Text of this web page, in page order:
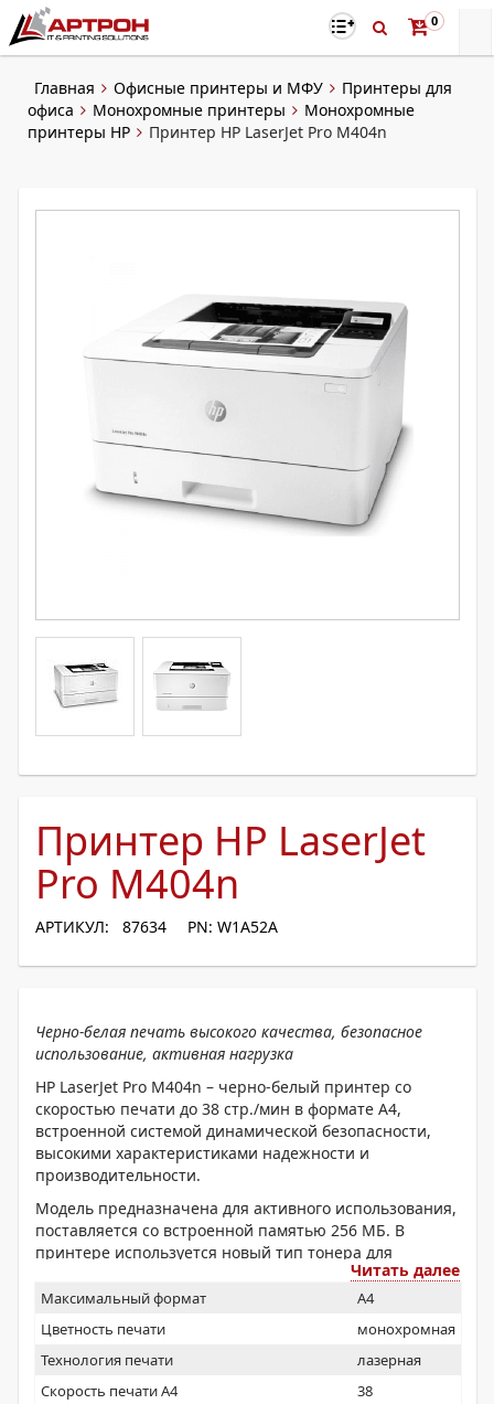
0
Главная Офисные принтеры и МФУ
Принтеры для
офиса
Монохромные принтеры
Монохромные
принтеры HP
Принтер HP LaserJet Pro M404n
Принтер HP LaserJet
Pro M404n
АРТИКУЛ: 87634 PN: W1A52A
Черно-белая печать высокого качества, безопасное
использование, активная нагрузка
HP LaserJet Pro M404n – черно-белый принтер со
скоростью печати до 38 стр./мин в формате А4,
встроенной системой динамической безопасности,
высокими характеристиками надежности и
производительности.
Модель предназначена для активного использования,
поставляется со встроенной памятью 256 МБ. В
принтере используется новый тип тонера для
увеличения объемов печати, фирменные картриджи с
функцией автоматического удаления защитной ленты.
Читать далее
Максимальный формат
A4
Цветность печати
монохромная
Технология печати
лазерная
Скорость печати А4
38